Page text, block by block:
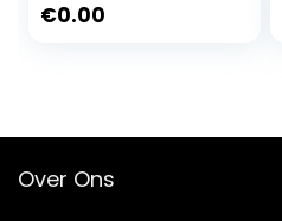
€0.00
Over Ons